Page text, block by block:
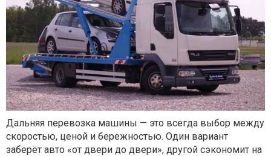
Дальняя перевозка машины — это всегда выбор между
скоростью, ценой и бережностью. Один вариант
заберёт авто «от двери до двери», другой сэкономит на